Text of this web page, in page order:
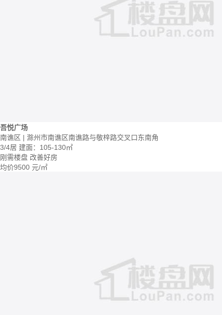
吾悦广场
南谯区 | 滁州市南谯区南谯路与敬梓路交叉口东南角
3/4居 建面：105-130㎡
刚需楼盘 改善好房
均价9500 元/㎡